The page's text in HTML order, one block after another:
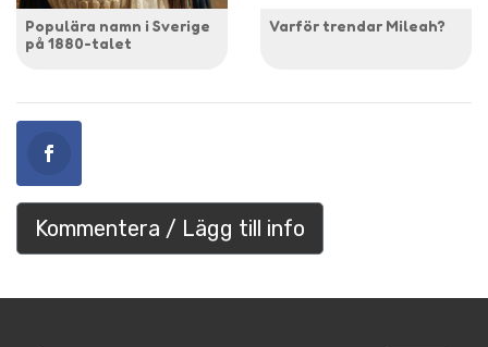
Populära namn i Sverige
på 1880-talet
Varför trendar Mileah?
Kommentera / Lägg till info